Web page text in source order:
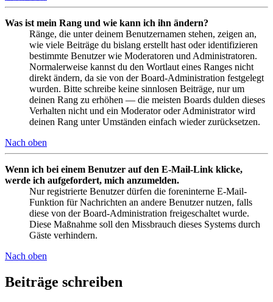
Was ist mein Rang und wie kann ich ihn ändern?
Ränge, die unter deinem Benutzernamen stehen, zeigen an,
wie viele Beiträge du bislang erstellt hast oder identifizieren
bestimmte Benutzer wie Moderatoren und Administratoren.
Normalerweise kannst du den Wortlaut eines Ranges nicht
direkt ändern, da sie von der Board-Administration festgelegt
wurden. Bitte schreibe keine sinnlosen Beiträge, nur um
deinen Rang zu erhöhen — die meisten Boards dulden dieses
Verhalten nicht und ein Moderator oder Administrator wird
deinen Rang unter Umständen einfach wieder zurücksetzen.
Nach oben
Wenn ich bei einem Benutzer auf den E-Mail-Link klicke,
werde ich aufgefordert, mich anzumelden.
Nur registrierte Benutzer dürfen die foreninterne E-Mail-
Funktion für Nachrichten an andere Benutzer nutzen, falls
diese von der Board-Administration freigeschaltet wurde.
Diese Maßnahme soll den Missbrauch dieses Systems durch
Gäste verhindern.
Nach oben
Beiträge schreiben